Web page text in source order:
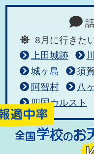
8月に行きた
上田城跡
城ヶ島
須
阿智村
八
四国カルスト